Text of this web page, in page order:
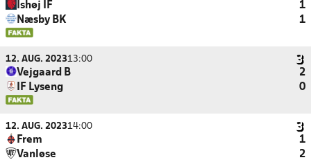
Ishøj IF
1
Næsby BK
1
12. AUG. 202313:00
Vejgaard B
2
IF Lyseng
0
12. AUG. 202314:00
Frem
1
Vanløse
2